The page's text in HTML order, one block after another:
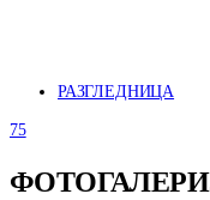
РАЗГЛЕДНИЦА
75